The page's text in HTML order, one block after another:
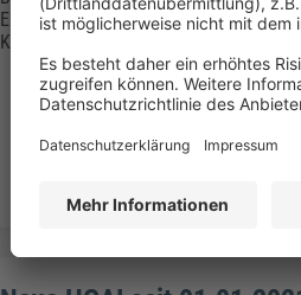
Erwärmung entgegenwirken.
Kriterien sowie geltenden Gesetze zur